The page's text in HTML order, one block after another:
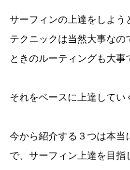
サーフィンの上達をしよう
テクニックは当然大事なの
ときのルーティングも大事
それをベースに上達してい
今から紹介する３つは本当
で、サーフィン上達を目指